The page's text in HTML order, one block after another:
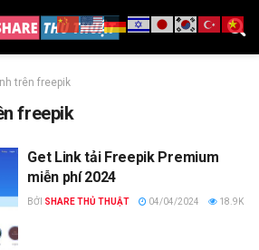
trên freepik
freepik
Get Link tải Freepik Premium
miễn phí 2024
BỞI SHARE THỦ THUẬT 04/04/2024 18.9K